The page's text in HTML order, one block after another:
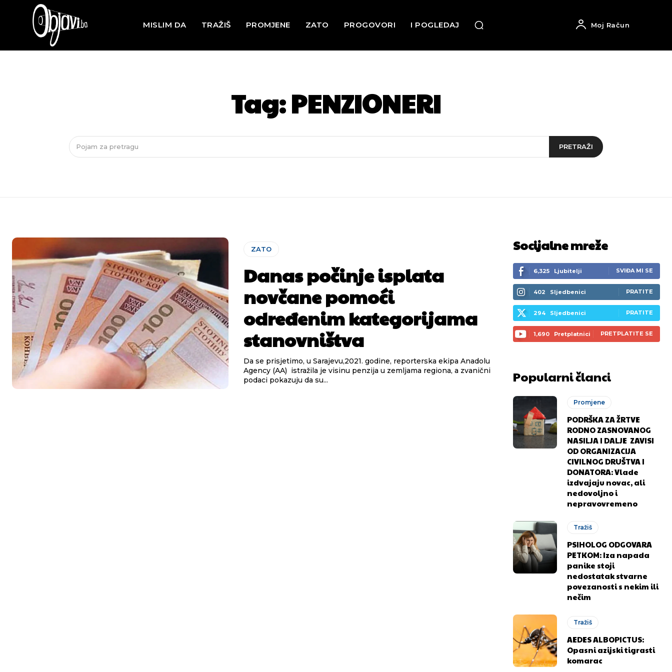
MISLIM DA TRAŽIŠ PROMJENE ZATO PROGOVORI I POGLEDAJ Moj Račun
Tag:PENZIONERI
Pojam za pretragu PRETRAŽI
ZATO
Danas počinje isplata
novčane pomoći
određenim kategorijama
stanovništva
Da se prisjetimo, u Sarajevu,2021. godine, reporterska ekipa Anadolu
Agency (AA) istražila je visinu penzija u zemljama regiona, a zvanični
podaci pokazuju da su...
Socijalne mreže
6,325 Ljubitelji SVIĐA MI SE
402 Sljedbenici PRATITE
294 Sljedbenici PRATITE
1,690 Pretplatnici PRETPLATITE SE
Popularni članci
Promjene
PODRŠKA ZA ŽRTVE
RODNO ZASNOVANOG
NASILJA I DALJE ZAVISI
OD ORGANIZACIJA
CIVILNOG DRUŠTVA I
DONATORA: Vlade
izdvajaju novac, ali
nedovoljno i
nepravovremeno
Tražiš
PSIHOLOG ODGOVARA
PETKOM: Iza napada
panike stoji
nedostatak stvarne
povezanosti s nekim ili
nečim
Tražiš
AEDES ALBOPICTUS:
Opasni azijski tigrasti
komarac